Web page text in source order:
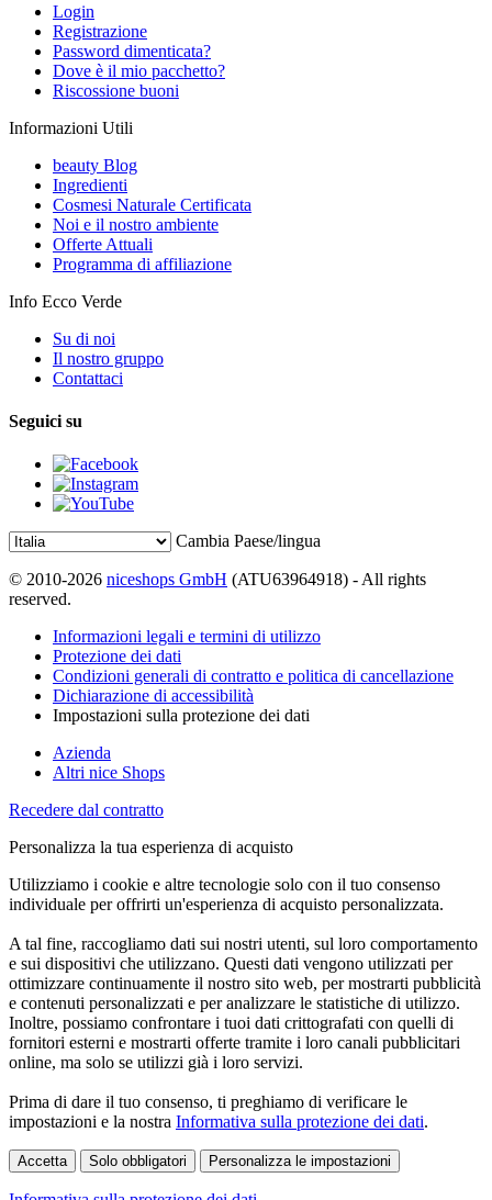
Login
Registrazione
Password dimenticata?
Dove è il mio pacchetto?
Riscossione buoni
Informazioni Utili
beauty Blog
Ingredienti
Cosmesi Naturale Certificata
Noi e il nostro ambiente
Offerte Attuali
Programma di affiliazione
Info Ecco Verde
Su di noi
Il nostro gruppo
Contattaci
Seguici su
Cambia Paese/lingua
© 2010-2026 niceshops GmbH (ATU63964918) - All rights
reserved.
Informazioni legali e termini di utilizzo
Protezione dei dati
Condizioni generali di contratto e politica di cancellazione
Dichiarazione di accessibilità
Impostazioni sulla protezione dei dati
Azienda
Altri nice Shops
Recedere dal contratto
Personalizza la tua esperienza di acquisto
Utilizziamo i cookie e altre tecnologie solo con il tuo consenso
individuale per offrirti un'esperienza di acquisto personalizzata.
A tal fine, raccogliamo dati sui nostri utenti, sul loro comportamento
e sui dispositivi che utilizzano. Questi dati vengono utilizzati per
ottimizzare continuamente il nostro sito web, per mostrarti pubblicità
e contenuti personalizzati e per analizzare le statistiche di utilizzo.
Inoltre, possiamo confrontare i tuoi dati crittografati con quelli di
fornitori esterni e mostrarti offerte tramite i loro canali pubblicitari
online, ma solo se utilizzi già i loro servizi.
Prima di dare il tuo consenso, ti preghiamo di verificare le
impostazioni e la nostra Informativa sulla protezione dei dati.
Accetta Solo obbligatori Personalizza le impostazioni